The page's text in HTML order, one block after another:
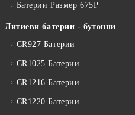
Батерии Размер 675P
Литиеви батерии - бутонни
CR927 Батерии
CR1025 Батерии
CR1216 Батерии
CR1220 Батерии